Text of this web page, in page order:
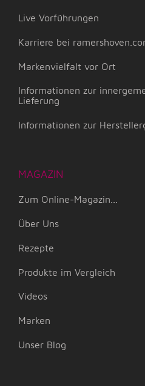
Live Vorführungen
Karriere bei
Markenvielfalt vor Ort
Informationen zur
Lieferung
Informationen zur
MAGAZIN
Zum Online-Magazin...
Über Uns
Rezepte
Produkte im Vergleich
Videos
Marken
Unser Blog